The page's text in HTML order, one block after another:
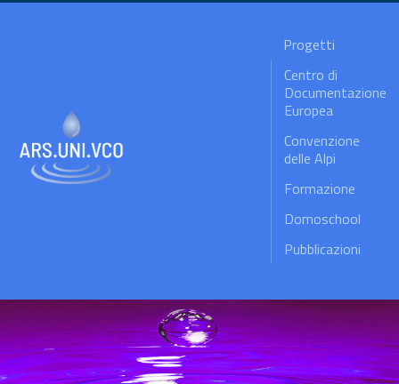
Progetti
Centro di
Documentazione
Europea
Convenzione
delle Alpi
Formazione
Domoschool
Pubblicazioni